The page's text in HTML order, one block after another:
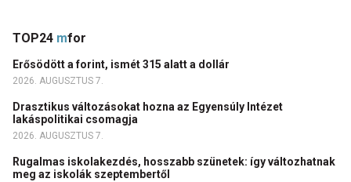
TOP24 mfor
Erősödött a forint, ismét 315 alatt a dollár
2026. AUGUSZTUS 7.
Drasztikus változásokat hozna az Egyensúly Intézet
lakáspolitikai csomagja
2026. AUGUSZTUS 7.
Rugalmas iskolakezdés, hosszabb szünetek: így változhatnak
meg az iskolák szeptembertől